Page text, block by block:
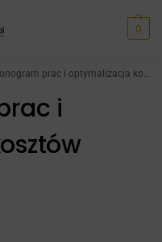
0
prac i optymalizacja kosztów realizacji
i